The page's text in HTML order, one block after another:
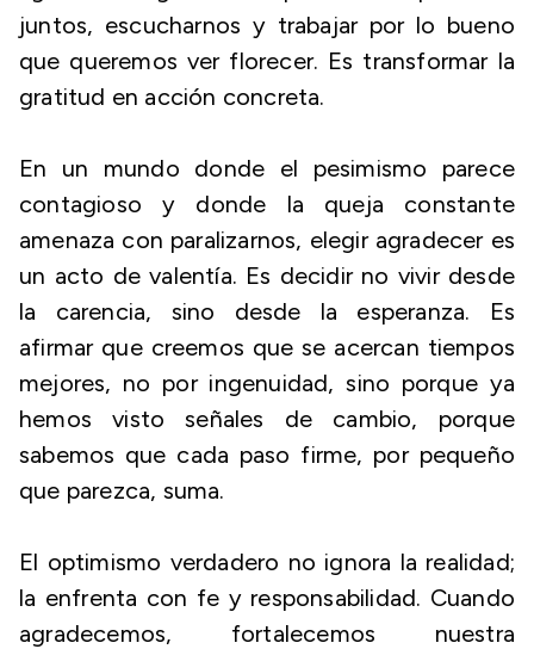
juntos, escucharnos y trabajar por lo bueno
que queremos ver florecer. Es transformar la
gratitud en acción concreta.
En un mundo donde el pesimismo parece
contagioso y donde la queja constante
amenaza con paralizarnos, elegir agradecer es
un acto de valentía. Es decidir no vivir desde
la carencia, sino desde la esperanza. Es
afirmar que creemos que se acercan tiempos
mejores, no por ingenuidad, sino porque ya
hemos visto señales de cambio, porque
sabemos que cada paso firme, por pequeño
que parezca, suma.
El optimismo verdadero no ignora la realidad;
la enfrenta con fe y responsabilidad. Cuando
agradecemos, fortalecemos nuestra